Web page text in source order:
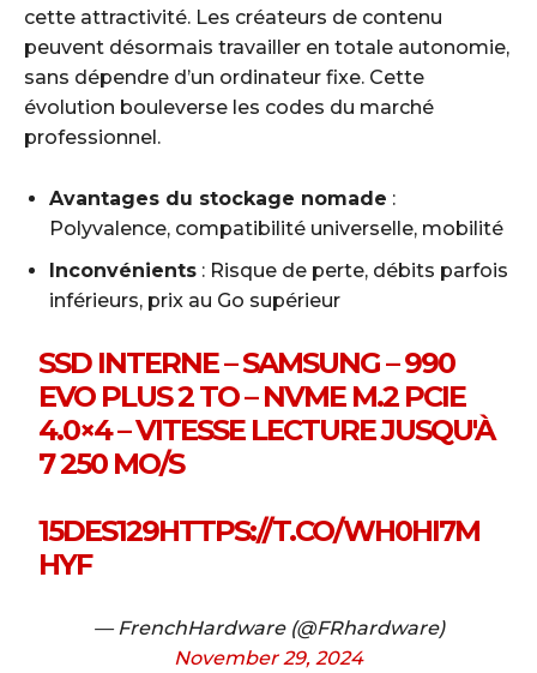
cette attractivité. Les créateurs de contenu
peuvent désormais travailler en totale autonomie,
sans dépendre d’un ordinateur fixe. Cette
évolution bouleverse les codes du marché
professionnel.
Avantages du stockage nomade :
Polyvalence, compatibilité universelle, mobilité
Inconvénients : Risque de perte, débits parfois
inférieurs, prix au Go supérieur
SSD INTERNE – SAMSUNG – 990
EVO PLUS 2 TO – NVME M.2 PCIE
4.0×4 – VITESSE LECTURE JUSQU'À
7 250 MO/S
15DES129HTTPS://T.CO/WH0HI7M
HYF
— FrenchHardware (@FRhardware)
November 29, 2024